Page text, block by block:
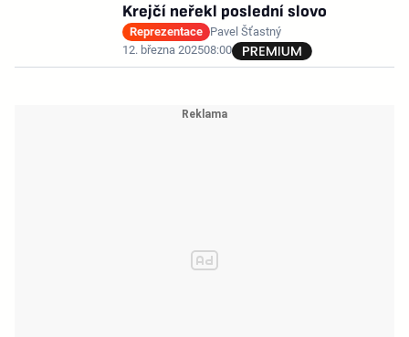
Krejčí neřekl poslední slovo
Reprezentace Pavel Šťastný
12. března 202508:00